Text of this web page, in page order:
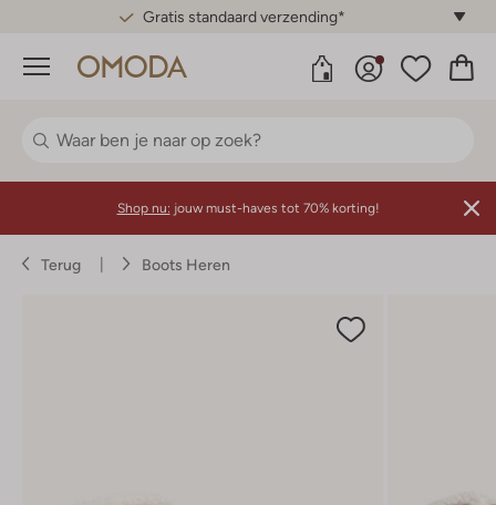
Gratis standaard verzending*
Menu
Shop nu: jouw must-haves tot 70% korting!
Terug Boots Heren